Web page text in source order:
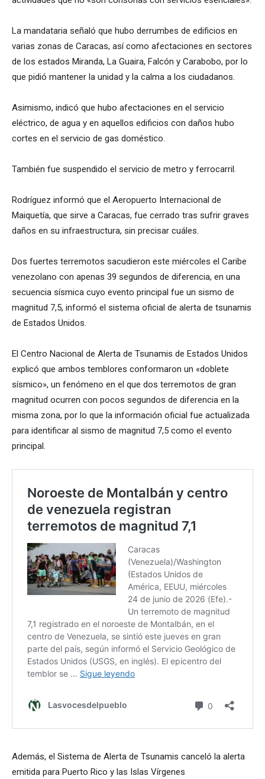
La mandataria señaló que hubo derrumbes de edificios en
varias zonas de Caracas, así como afectaciones en sectores
de los estados Miranda, La Guaira, Falcón y Carabobo, por lo
que pidió mantener la unidad y la calma a los ciudadanos.
Asimismo, indicó que hubo afectaciones en el servicio
eléctrico, de agua y en aquellos edificios con daños hubo
cortes en el servicio de gas doméstico.
También fue suspendido el servicio de metro y ferrocarril.
Rodríguez informó que el Aeropuerto Internacional de
Maiquetía, que sirve a Caracas, fue cerrado tras sufrir graves
daños en su infraestructura, sin precisar cuáles.
Dos fuertes terremotos sacudieron este miércoles el Caribe
venezolano con apenas 39 segundos de diferencia, en una
secuencia sísmica cuyo evento principal fue un sismo de
magnitud 7,5, informó el sistema oficial de alerta de tsunamis
de Estados Unidos.
El Centro Nacional de Alerta de Tsunamis de Estados Unidos
explicó que ambos temblores conformaron un «doblete
sísmico», un fenómeno en el que dos terremotos de gran
magnitud ocurren con pocos segundos de diferencia en la
misma zona, por lo que la información oficial fue actualizada
para identificar al sismo de magnitud 7,5 como el evento
principal.
Además, el Sistema de Alerta de Tsunamis canceló la alerta
emitida para Puerto Rico y las Islas Vírgenes